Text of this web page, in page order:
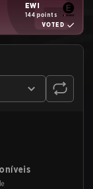
EWI
144 points
VOTED